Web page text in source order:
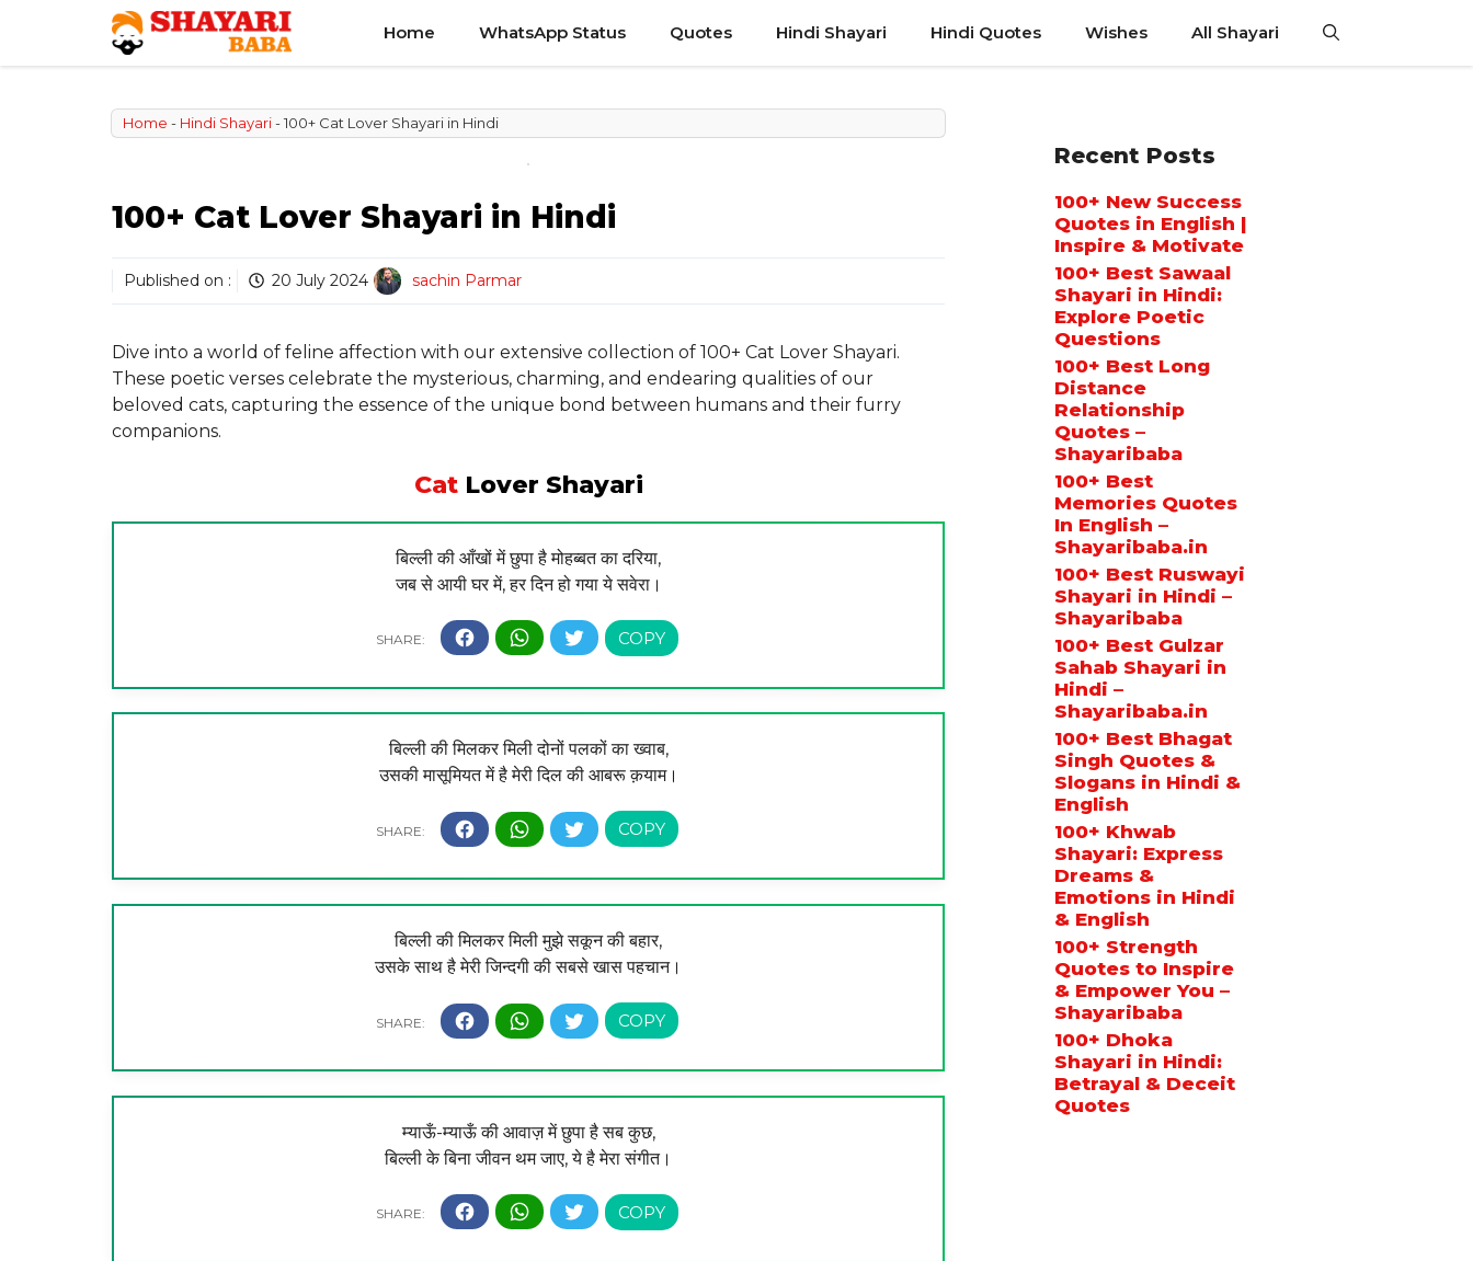
content
Home WhatsApp Status Quotes Hindi Shayari Hindi Quotes Wishes All Shayari
Home - Hindi Shayari-100+ Cat Lover Shayari in Hindi
100+ Cat Lover Shayari in Hindi
Published on : 20 July 2024 sachin Parmar
Dive into a world of feline affection with our extensive collection of 100+ Cat Lover Shayari.
These poetic verses celebrate the mysterious, charming, and endearing qualities of our
beloved cats, capturing the essence of the unique bond between humans and their furry
companions.
Cat Lover Shayari
बिल्ली की आँखों में छुपा है मोहब्बत का दरिया,
जब से आयी घर में, हर दिन हो गया ये सवेरा।
बिल्ली की मिलकर मिली दोनों पलकों का ख्वाब,
उसकी मासूमियत में है मेरी दिल की आबरू क़याम।
बिल्ली की मिलकर मिली मुझे सकून की बहार,
उसके साथ है मेरी जिन्दगी की सबसे खास पहचान।
म्याऊँ-म्याऊँ की आवाज़ में छुपा है सब कुछ,
बिल्ली के बिना जीवन थम जाए, ये है मेरा संगीत।
Recent Posts
100+ New Success
Quotes in English |
Inspire & Motivate
100+ Best Sawaal
Shayari in Hindi:
Explore Poetic
Questions
100+ Best Long
Distance
Relationship
Quotes –
Shayaribaba
100+ Best
Memories Quotes
In English –
Shayaribaba.in
100+ Best Ruswayi
Shayari in Hindi –
Shayaribaba
100+ Best Gulzar
Sahab Shayari in
Hindi –
Shayaribaba.in
100+ Best Bhagat
Singh Quotes &
Slogans in Hindi &
English
100+ Khwab
Shayari: Express
Dreams &
Emotions in Hindi
& English
100+ Strength
Quotes to Inspire
& Empower You –
Shayaribaba
100+ Dhoka
Shayari in Hindi:
Betrayal & Deceit
Quotes